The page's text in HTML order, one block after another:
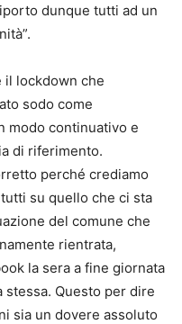
dunque tutti ad un
il lockdown che
sodo come
modo continuativo e
di riferimento.
perché crediamo
su quello che ci sta
del comune che
rientrata,
la sera a fine giornata
stessa. Questo per dire
sia un dovere assoluto